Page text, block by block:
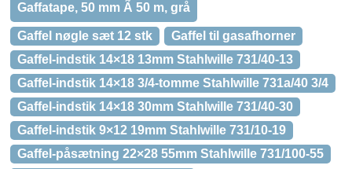
Gaffatape, 50 mm Ã 50 m, grå
Gaffel nøgle sæt 12 stk
Gaffel til gasafhorner
Gaffel-indstik 14×18 13mm Stahlwille 731/40-13
Gaffel-indstik 14×18 3/4-tomme Stahlwille 731a/40 3/4
Gaffel-indstik 14×18 30mm Stahlwille 731/40-30
Gaffel-indstik 9×12 19mm Stahlwille 731/10-19
Gaffel-påsætning 22×28 55mm Stahlwille 731/100-55